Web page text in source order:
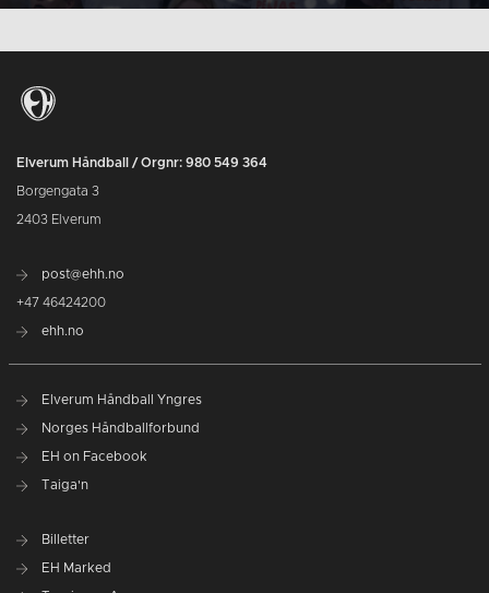
Elverum Håndball / Orgnr: 980 549 364
Borgengata 3
2403 Elverum
post@ehh.no
+47 46424200
ehh.no
Elverum Håndball Yngres
Norges Håndballforbund
EH on Facebook
Taiga'n
Billetter
EH Marked